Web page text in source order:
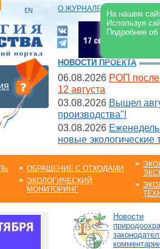
На нашем
Используя
Подробнее
О ЖУРНАЛЕ |
НОВОСТИ ПРОЕКТА
06.08.2026 РОП после
12 августа
03.08.2026 Вышел
производства"!
03.08.2026
новые экологические
ОБРАЩЕНИЕ С ОТХОДАМИ
ЭКОЛОГИЧЕСКИЙ
МОНИТОРИНГ
Новости